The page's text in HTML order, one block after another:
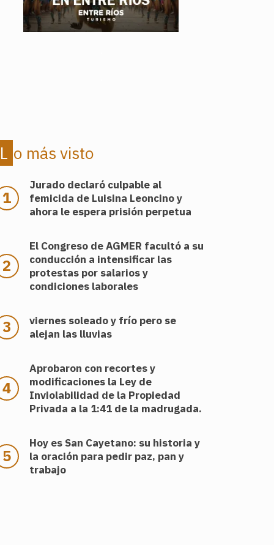
Lo más visto
Jurado declaró culpable al
femicida de Luisina Leoncino y
ahora le espera prisión perpetua
El Congreso de AGMER facultó a su
conducción a intensificar las
protestas por salarios y
condiciones laborales
viernes soleado y frío pero se
alejan las lluvias
Aprobaron con recortes y
modificaciones la Ley de
Inviolabilidad de la Propiedad
Privada a la 1:41 de la madrugada.
Hoy es San Cayetano: su historia y
la oración para pedir paz, pan y
trabajo